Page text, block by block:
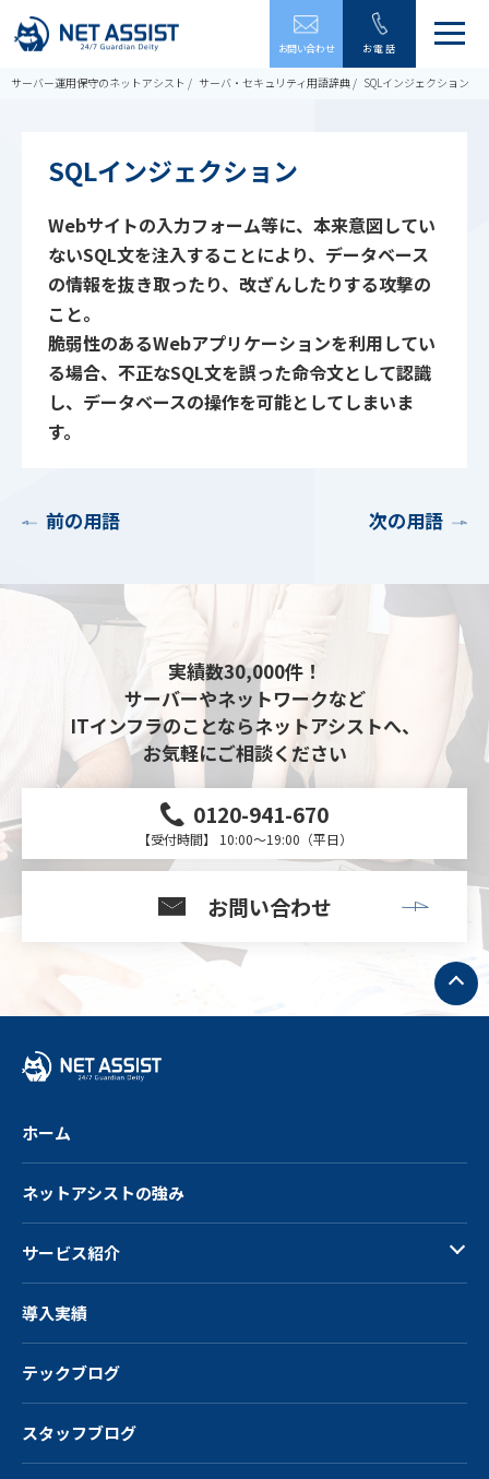
お問い合わせ お電話
メ
ュ
サーバー運用保守のネットアシスト サーバ・セキュリティ用語辞典 SQLインジェクション
SQLインジェクション
Webサイトの入力フォーム等に、本来意図してい
ないSQL文を注入することにより、データベース
の情報を抜き取ったり、改ざんしたりする攻撃の
こと。
脆弱性のあるWebアプリケーションを利用してい
る場合、不正なSQL文を誤った命令文として認識
し、データベースの操作を可能としてしまいま
す。
前の用語 次の用語
実績数30,000件！
サーバーやネットワークなど
ITインフラのことならネットアシストへ、
お気軽にご相談ください
0120-941-670
【受付時間】 10:00～19:00（平日）
お問い合わせ
ト
ッ
プ
へ
ホーム
ネットアシストの強み
サービス紹介
導入実績
テックブログ
スタッフブログ